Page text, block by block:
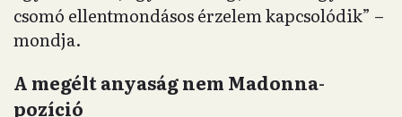
csomó ellentmondásos érzelem kapcsolódik” –
mondja.
A megélt anyaság nem Madonna-
pozíció